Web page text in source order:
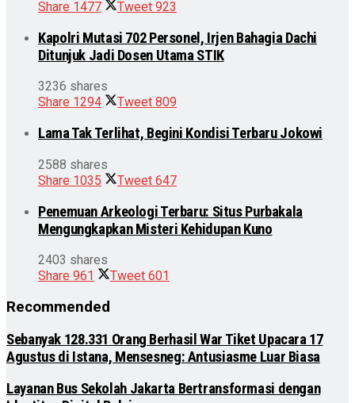
Share 1477 Tweet 923
Kapolri Mutasi 702 Personel, Irjen Bahagia Dachi
Ditunjuk Jadi Dosen Utama STIK
3236 shares
Share 1294 Tweet 809
Lama Tak Terlihat, Begini Kondisi Terbaru Jokowi
2588 shares
Share 1035 Tweet 647
Penemuan Arkeologi Terbaru: Situs Purbakala
Mengungkapkan Misteri Kehidupan Kuno
2403 shares
Share 961 Tweet 601
Recommended
Sebanyak 128.331 Orang Berhasil War Tiket Upacara 17
Agustus di Istana, Mensesneg: Antusiasme Luar Biasa
Layanan Bus Sekolah Jakarta Bertransformasi dengan